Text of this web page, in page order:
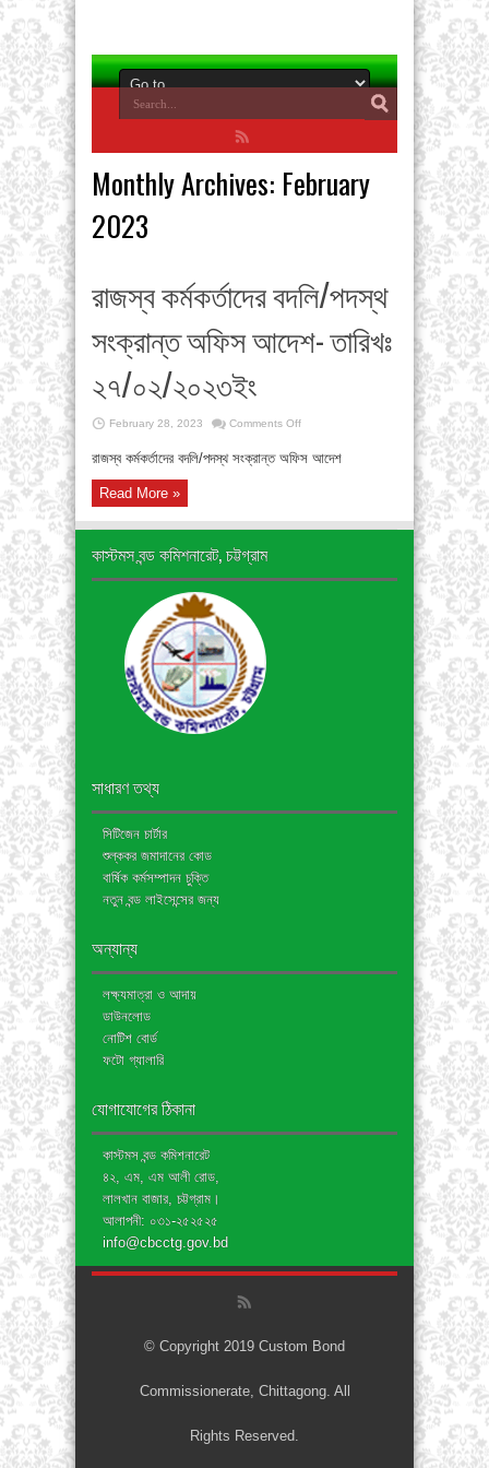
Monthly Archives: February
2023
রাজস্ব কর্মকর্তাদের বদলি/পদস্থ
সংক্রান্ত অফিস আদেশ- তারিখঃ
২৭/০২/২০২৩ইং
February 28, 2023 Comments Offon
বদলি/
রাজস্ব কর্মকর্তাদের বদলি/পদস্থ সংক্রান্ত অফিস আদেশ
Read More »
কাস্টমস বন্ড কমিশনারেট, চট্টগ্রাম
সাধারণ তথ্য
সিটিজেন চার্টার
শুল্ককর জমাদানের কোড
বার্ষিক কর্মসম্পাদন চুক্তি
নতুন বন্ড লাইসেন্সের জন্য
অন্যান্য
লক্ষ্যমাত্রা ও আদায়
ডাউনলোড
নোটিশ বোর্ড
ফটো গ্যালারি
যোগাযোগের ঠিকানা
কাস্টমস বন্ড কমিশনারেট
৪২, এম, এম আলী রোড,
লালখান বাজার, চট্টগ্রাম।
আলাপনী: ০৩১-২৫২৫২৫
info@cbcctg.gov.bd
© Copyright 2019 Custom Bond
Commissionerate, Chittagong. All
Rights Reserved.